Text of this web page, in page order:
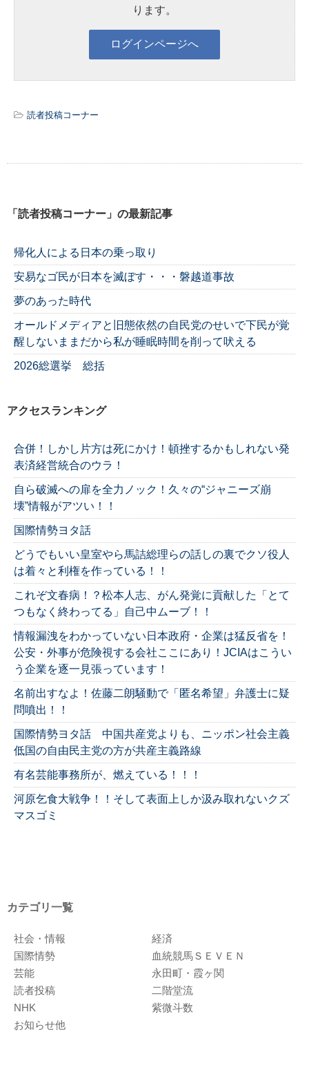
ります。
読者投稿コーナー
「読者投稿コーナー」の最新記事
帰化人による日本の乗っ取り
安易なゴ民が日本を滅ぼす・・・磐越道事故
夢のあった時代
オールドメディアと旧態依然の自民党のせいで下民が覚
醒しないままだから私が睡眠時間を削って吠える
2026総選挙 総括
アクセスランキング
合併！しかし片方は死にかけ！頓挫するかもしれない発
表済経営統合のウラ！
自ら破滅への扉を全力ノック！久々の“ジャニーズ崩
壊”情報がアツい！！
国際情勢ヨタ話
どうでもいい皇室やら馬詰総理らの話しの裏でクソ役人
は着々と利権を作っている！！
これぞ文春病！？松本人志、がん発覚に貢献した「とて
つもなく終わってる」自己中ムーブ！！
情報漏洩をわかっていない日本政府・企業は猛反省を！
公安・外事が危険視する会社ここにあり！JCIAはこうい
う企業を逐一見張っています！
名前出すなよ！佐藤二朗騒動で「匿名希望」弁護士に疑
問噴出！！
国際情勢ヨタ話 中国共産党よりも、ニッポン社会主義
低国の自由民主党の方が共産主義路線
有名芸能事務所が、燃えている！！！
河原乞食大戦争！！そして表面上しか汲み取れないクズ
マスゴミ
カテゴリ一覧
社会・情報
経済
国際情勢
血統競馬ＳＥＶＥＮ
芸能
永田町・霞ヶ関
読者投稿
二階堂流
NHK
紫微斗数
お知らせ他